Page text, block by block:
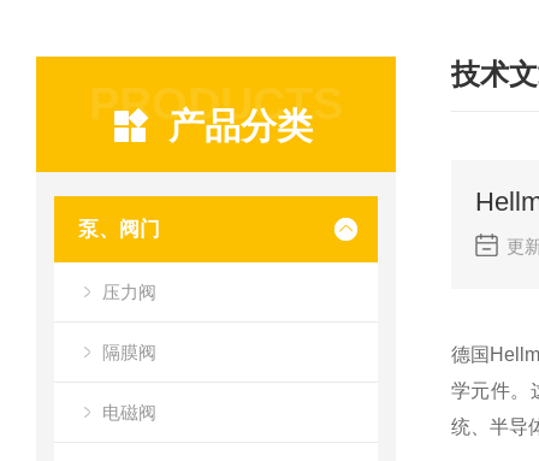
PRODUCTS
产品分类
泵、阀门
压力阀
隔膜阀
电磁阀
技术
更
德国
学元件。
统、半导